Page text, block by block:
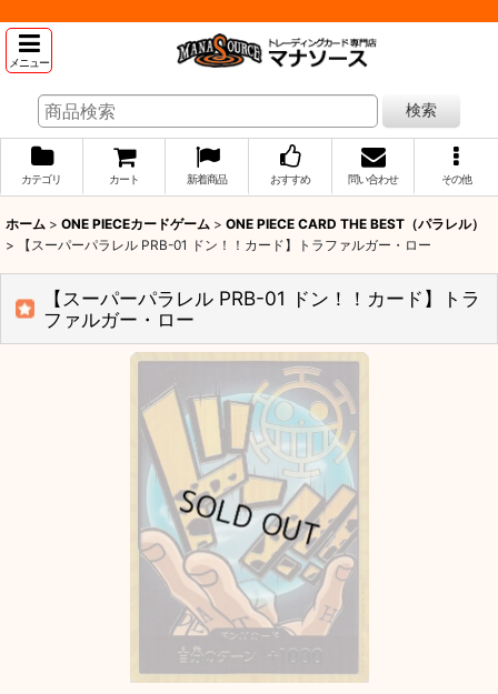
メニュー
検索
カテゴリ カート 新着商品 おすすめ 問い合わせ その他
ホーム > ONE PIECEカードゲーム > ONE PIECE CARD THE BEST（パラレル）
>
【スーパーパラレル PRB-01 ドン！！カード】トラファルガー・ロー
【スーパーパラレル PRB-01 ドン！！カード】トラ
ファルガー・ロー